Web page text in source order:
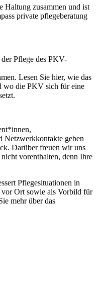
Haltung zusammen und ist
private pflegeberatung
Pflege des PKV-
Lesen Sie hier, wie das
wo die PKV sich für eine
Netzwerkkontakte geben
Darüber freuen wir uns
vorenthalten, denn Ihre
Pflegesituationen in
vor Ort sowie als Vorbild für
mehr über das